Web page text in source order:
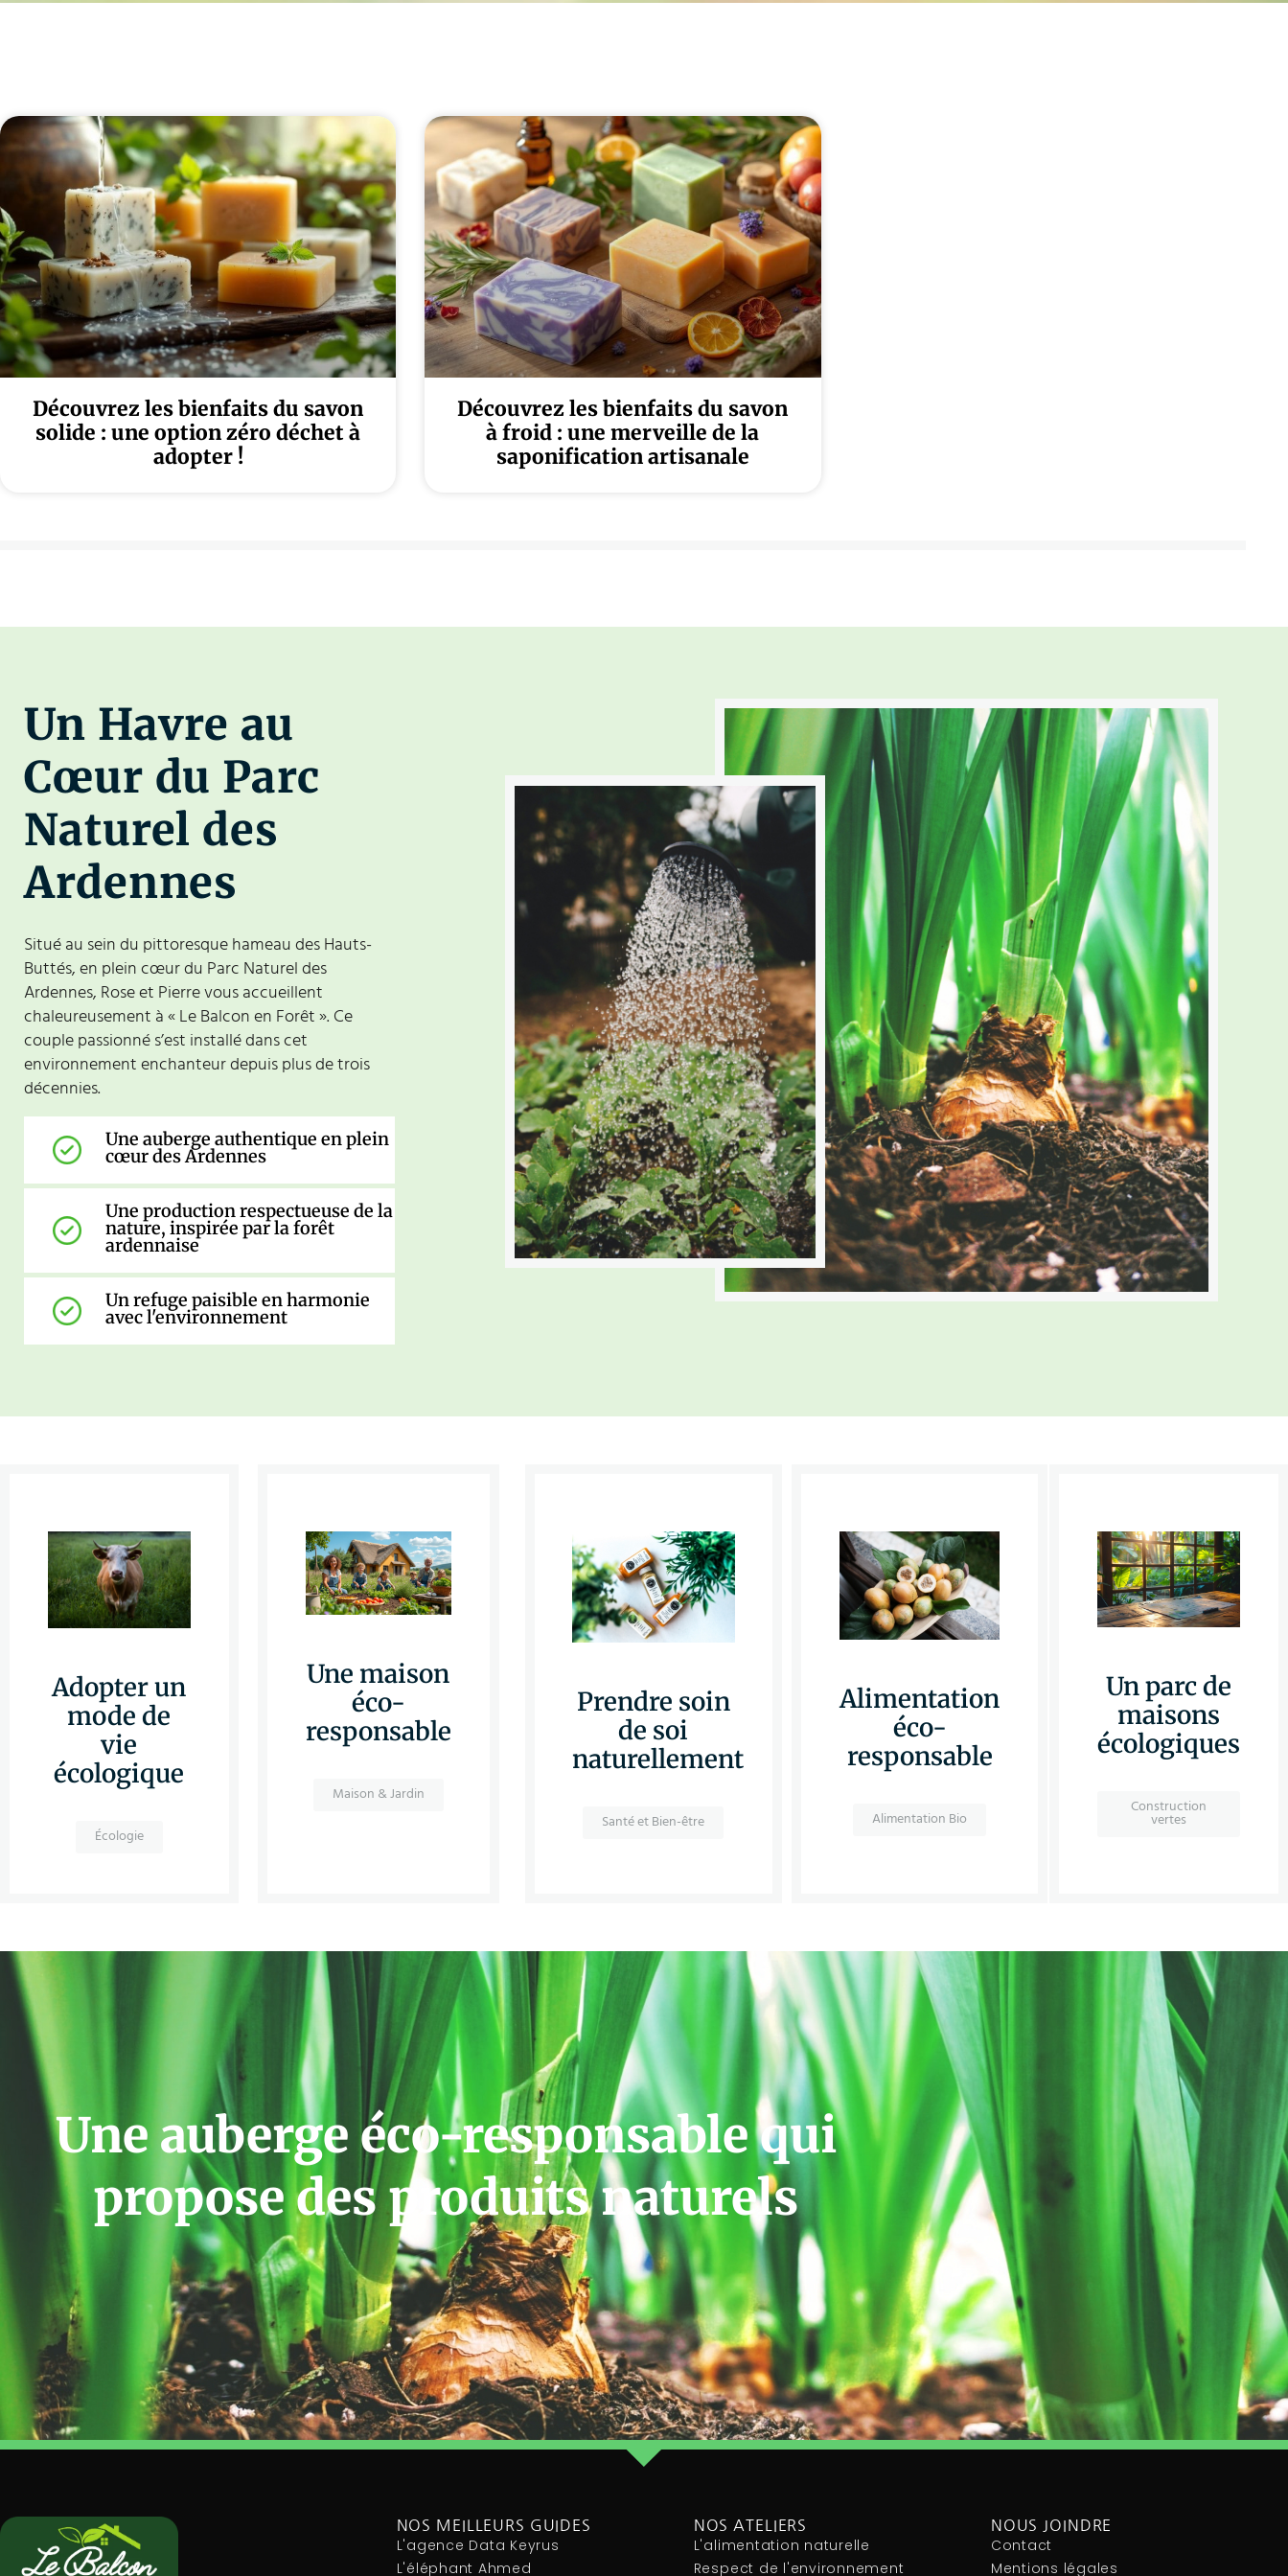
Découvrez les bienfaits du savon
solide : une option zéro déchet à
adopter !
Découvrez les bienfaits du savon
à froid : une merveille de la
saponification artisanale
Un Havre au
Cœur du Parc
Naturel des
Ardennes
Situé au sein du pittoresque hameau des Hauts-
Buttés, en plein cœur du Parc Naturel des
Ardennes, Rose et Pierre vous accueillent
chaleureusement à « Le Balcon en Forêt ». Ce
couple passionné s’est installé dans cet
environnement enchanteur depuis plus de trois
décennies.
Une auberge authentique en plein
cœur des Ardennes
Une production respectueuse de la
nature, inspirée par la forêt
ardennaise
Un refuge paisible en harmonie
avec l'environnement
Adopter un
mode de
vie
écologique
Écologie
Une maison
éco-
responsable
Maison & Jardin
Prendre soin
de soi
naturellement
Santé et Bien-être
Alimentation
éco-
responsable
Alimentation Bio
Un parc de
maisons
écologiques
Construction
vertes
Une auberge éco-responsable qui
propose des produits naturels
NOS MEILLEURS GUIDES
L'agence Data Keyrus
L'éléphant Ahmed
NOS ATELIERS
L'alimentation naturelle
Respect de l'environnement
NOUS JOINDRE
Contact
Mentions légales